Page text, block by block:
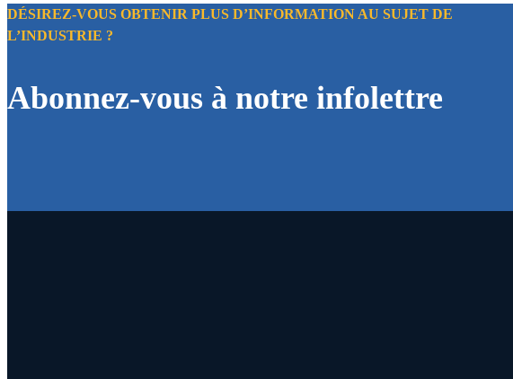
DÉSIREZ-VOUS OBTENIR PLUS D’INFORMATION AU SUJET DE
L’INDUSTRIE ?
Abonnez-vous à notre infolettre